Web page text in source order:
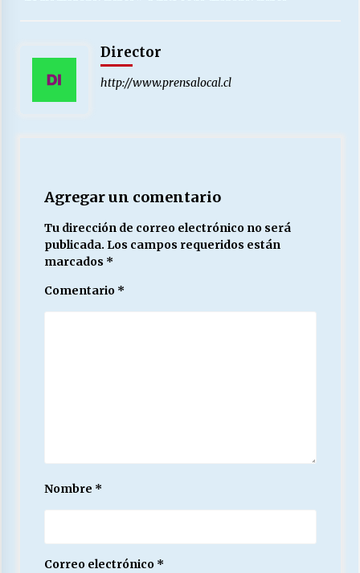
Director
http://www.prensalocal.cl
Agregar un comentario
Tu dirección de correo electrónico no será
publicada. Los campos requeridos están
marcados *
Comentario *
Nombre *
Correo electrónico *